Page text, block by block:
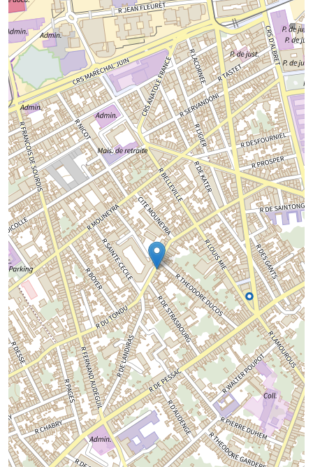
Chargement de la carte...